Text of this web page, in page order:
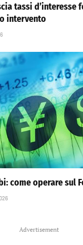
tassi d’interesse
intervento
come operare sul
Advertisement